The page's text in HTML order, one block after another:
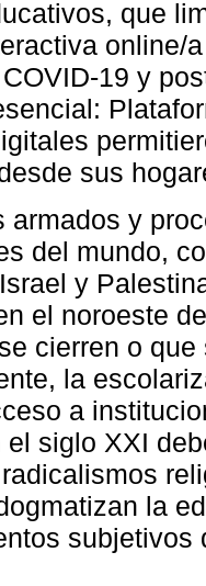
que
online/
19 y
sus
armados y
del mundo,
y
el noroeste
cierren o
la
a
el siglo XXI
la
subjetivos